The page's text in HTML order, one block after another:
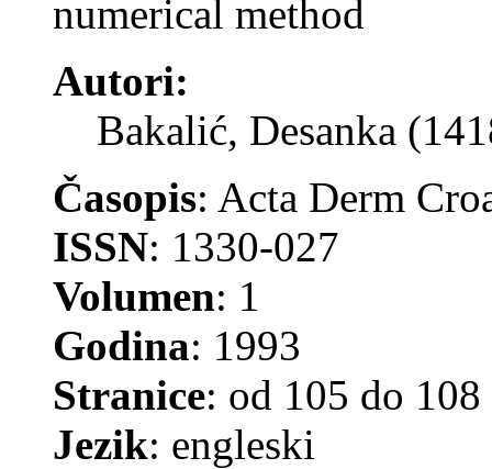
numerical method
Autori:
Bakalić, Desanka
Časopis: Acta Derm
ISSN: 1330-027
Volumen: 1
Godina: 1993
Stranice: od 105 do 108
Jezik: engleski